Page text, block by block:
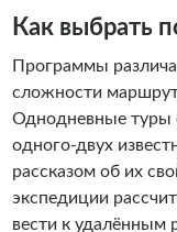
Как выбрать
Программы
сложности
Однодневные туры
одного-двух
рассказом об их
экспедиции
вести к удалённым